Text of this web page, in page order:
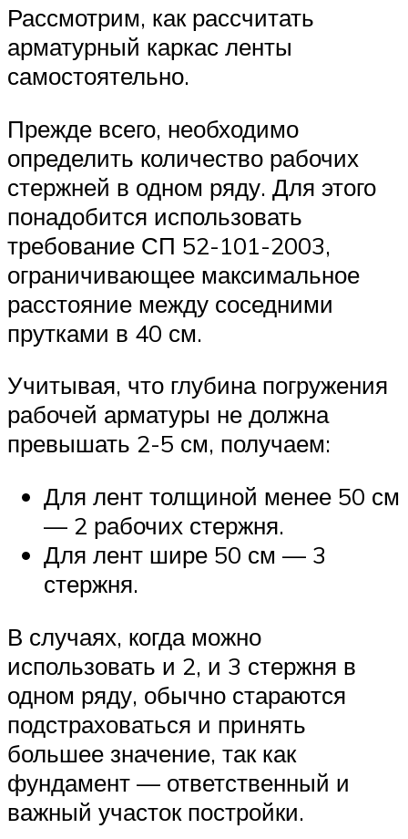
Рассмотрим, как рассчитать
арматурный каркас ленты
самостоятельно.
Прежде всего, необходимо
определить количество рабочих
стержней в одном ряду. Для этого
понадобится использовать
требование СП 52-101-2003,
ограничивающее максимальное
расстояние между соседними
прутками в 40 см.
Учитывая, что глубина погружения
рабочей арматуры не должна
превышать 2-5 см, получаем:
Для лент толщиной менее 50 см
— 2 рабочих стержня.
Для лент шире 50 см — 3
стержня.
В случаях, когда можно
использовать и 2, и 3 стержня в
одном ряду, обычно стараются
подстраховаться и принять
большее значение, так как
фундамент — ответственный и
важный участок постройки.